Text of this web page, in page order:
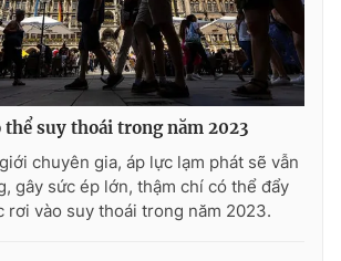
suy thoái trong năm 2023
chuyên gia, áp lực lạm phát sẽ vẫn
gây sức ép lớn, thậm chí có thể đẩy
rơi vào suy thoái trong năm 2023.